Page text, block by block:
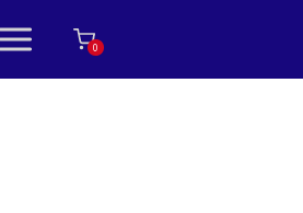
0